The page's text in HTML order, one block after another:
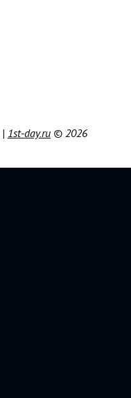
| 1st-day.ru © 2026